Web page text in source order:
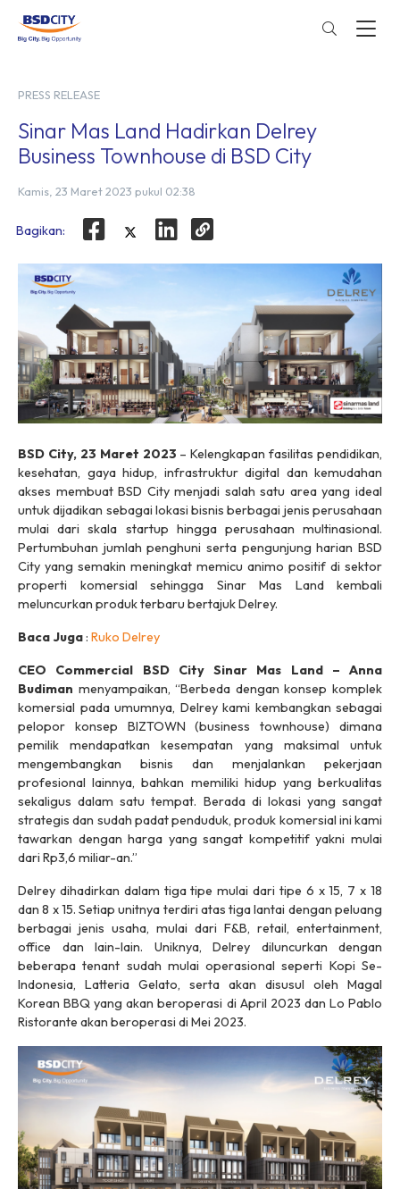
PRESS RELEASE
Sinar Mas Land Hadirkan Delrey
Business Townhouse di BSD City
Kamis, 23 Maret 2023 pukul 02:38
Bagikan:
BSD City, 23 Maret 2023 – Kelengkapan fasilitas pendidikan,
kesehatan, gaya hidup, infrastruktur digital dan kemudahan
akses membuat BSD City menjadi salah satu area yang ideal
untuk dijadikan sebagai lokasi bisnis berbagai jenis perusahaan
mulai dari skala startup hingga perusahaan multinasional.
Pertumbuhan jumlah penghuni serta pengunjung harian BSD
City yang semakin meningkat memicu animo positif di sektor
properti komersial sehingga Sinar Mas Land kembali
meluncurkan produk terbaru bertajuk Delrey.
Baca Juga: Ruko Delrey
CEO Commercial BSD City Sinar Mas Land – Anna
Budiman menyampaikan, “Berbeda dengan konsep komplek
komersial pada umumnya, Delrey kami kembangkan sebagai
pelopor konsep BIZTOWN (business townhouse) dimana
pemilik mendapatkan kesempatan yang maksimal untuk
mengembangkan bisnis dan menjalankan pekerjaan
profesional lainnya, bahkan memiliki hidup yang berkualitas
sekaligus dalam satu tempat. Berada di lokasi yang sangat
strategis dan sudah padat penduduk, produk komersial ini kami
tawarkan dengan harga yang sangat kompetitif yakni mulai
dari Rp3,6 miliar-an.”
Delrey dihadirkan dalam tiga tipe mulai dari tipe 6 x 15, 7 x 18
dan 8 x 15. Setiap unitnya terdiri atas tiga lantai dengan peluang
berbagai jenis usaha, mulai dari F&B, retail, entertainment,
office dan lain-lain. Uniknya, Delrey diluncurkan dengan
beberapa tenant sudah mulai operasional seperti Kopi Se-
Indonesia, Latteria Gelato, serta akan disusul oleh Magal
Korean BBQ yang akan beroperasi di April 2023 dan Lo Pablo
Ristorante akan beroperasi di Mei 2023.